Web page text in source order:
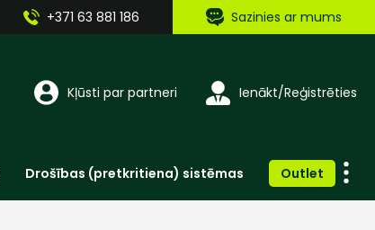
+371 63 881 186 Sazinies ar mums
Kļūsti par partneri Ienākt/Reģistrēties
Drošības (pretkritiena) sistēmas Outlet